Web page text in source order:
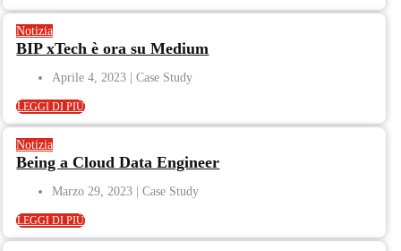
Notizia
BIP xTech è ora su Medium
Aprile 4, 2023
LEGGI DI PIÙ
Notizia
Being a Cloud Data Engineer
Marzo 29, 2023
LEGGI DI PIÙ